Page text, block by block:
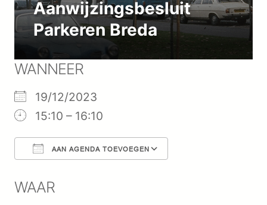
Aanwijzingsbesluit
Parkeren Breda
WANNEER
19/12/2023
15:10 – 16:10
AAN AGENDA TOEVOEGEN
WAAR